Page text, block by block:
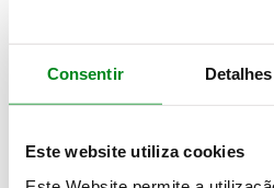
Consentir Detalhes
Este website utiliza cookies
efetuem o transporte de
descaracterizados (TVDE),
formação específica e
Sem completar este
atividade.